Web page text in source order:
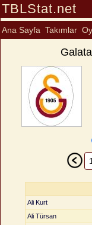
TBLStat.net
Ana Sayfa Takımlar
Ali Kurt
Ali Türsan